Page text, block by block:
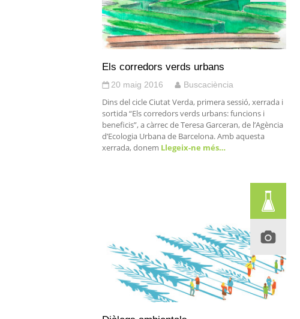
Els corredors verds urbans
20 maig 2016 Buscaciència
Dins del cicle Ciutat Verda, primera sessió, xerrada i
sortida “Els corredors verds urbans: funcions i
beneficis”, a càrrec de Teresa Garceran, de l’Agència
d’Ecologia Urbana de Barcelona. Amb aquesta
xerrada, donem Llegeix-ne més…